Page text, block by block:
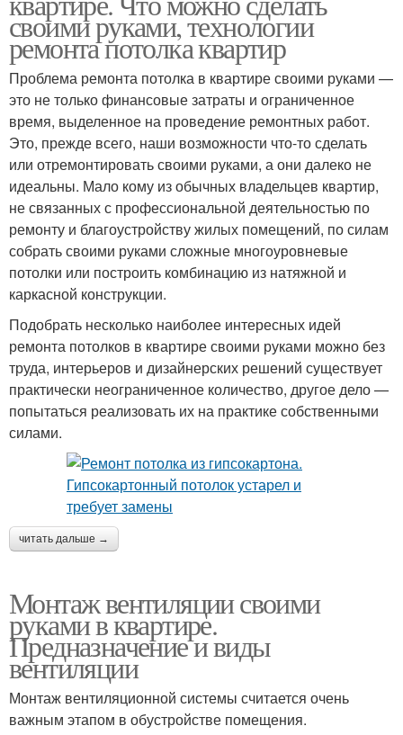
своими руками, технологии
ремонта потолка квартир
Проблема ремонта потолка в квартире своими руками —
это не только финансовые затраты и ограниченное
время, выделенное на проведение ремонтных работ.
Это, прежде всего, наши возможности что-то сделать
или отремонтировать своими руками, а они далеко не
идеальны. Мало кому из обычных владельцев квартир,
не связанных с профессиональной деятельностью по
ремонту и благоустройству жилых помещений, по силам
собрать своими руками сложные многоуровневые
потолки или построить комбинацию из натяжной и
каркасной конструкции.
Подобрать несколько наиболее интересных идей
ремонта потолков в квартире своими руками можно без
труда, интерьеров и дизайнерских решений существует
практически неограниченное количество, другое дело —
попытаться реализовать их на практике собственными
силами.
читать дальше →
Монтаж вентиляции своими
руками в квартире.
Предназначение и виды
вентиляции
Монтаж вентиляционной системы считается очень
важным этапом в обустройстве помещения.